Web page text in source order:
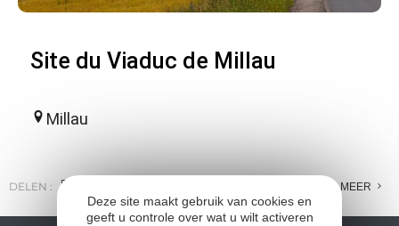
Site du Viaduc de Millau
Millau
DELEN : MEER
Deze site maakt gebruik van cookies en
geeft u controle over wat u wilt activeren